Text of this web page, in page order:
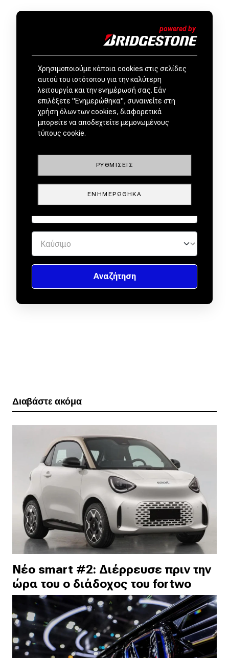
ΜΕΤΑΧΕΙΡΙΣΜΕΝΑ ΑΠΟ
ΕΜΠΙΣΤΟΥΣ ΕΜΠΟΡΟΥΣ by
Διαβάστε ακόμα
Νέο smart #2: Διέρρευσε πριν την
ώρα του ο διάδοχος του fortwo
Χρησιμοποιούμε κάποια cookies στις σελίδες
αυτού του ιστότοπου για την καλύτερη
λειτουργία και την ενημέρωσή σας. Εάν
επιλέξετε "Ενημερώθηκα", συναινείτε στη
χρήση όλων των cookies, διαφορετικά
μπορείτε να αποδεχτείτε μεμονωμένους
τύπους cookie.
ΡΥΘΜΊΣΕΙΣ
ΕΝΗΜΕΡΏΘΗΚΑ